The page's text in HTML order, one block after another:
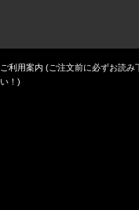
ご利用案内 (ご注文前に必ずお読み
い！)